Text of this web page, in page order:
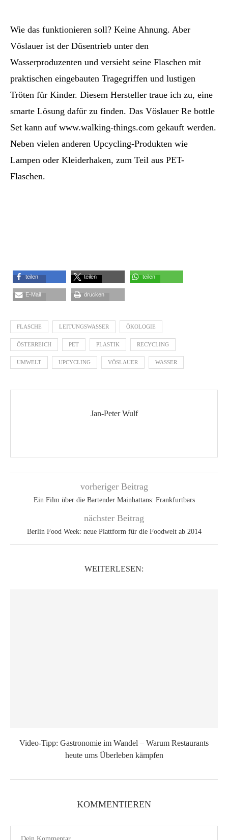
Wie das funktionieren soll? Keine Ahnung. Aber
Vöslauer ist der Düsentrieb unter den
Wasserproduzenten und versieht seine Flaschen mit
praktischen eingebauten Tragegriffen und lustigen
Tröten für Kinder. Diesem Hersteller traue ich zu, eine
smarte Lösung dafür zu finden. Das Vöslauer Re bottle
Set kann auf www.walking-things.com gekauft werden.
Neben vielen anderen Upcycling-Produkten wie
Lampen oder Kleiderhaken, zum Teil aus PET-
Flaschen.
teilen teilen teilen
E-Mail drucken
FLASCHE LEITUNGSWASSER ÖKOLOGIE
ÖSTERREICH PET PLASTIK RECYCLING
UMWELT UPCYCLING VÖSLAUER WASSER
Jan-Peter Wulf
vorheriger Beitrag
Ein Film über die Bartender Mainhattans: Frankfurtbars
nächster Beitrag
Berlin Food Week: neue Plattform für die Foodwelt ab 2014
WEITERLESEN:
Video-Tipp: Gastronomie im Wandel – Warum Restaurants
heute ums Überleben kämpfen
KOMMENTIEREN